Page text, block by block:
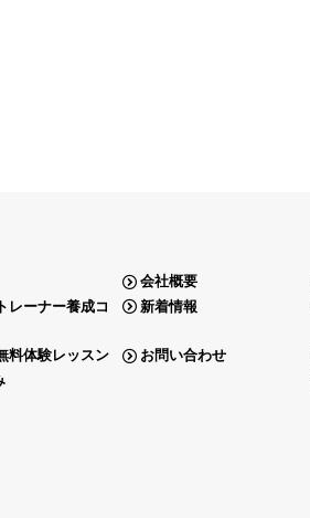
会社概要
レーナー養成コ
新着情報
料体験レッスン
お問い合わせ